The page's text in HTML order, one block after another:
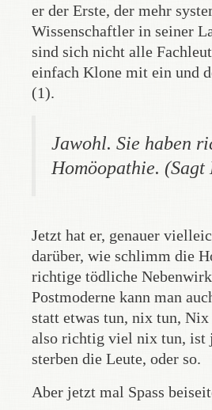
er der Erste, der mehr
Wissenschaftler in seiner
sind sich nicht alle
einfach Klone mit ein und
(1).
Jawohl. Sie haben
Homöopathie. (Sagt
Jetzt hat er, genauer
darüber, wie schlimm die
richtige tödliche
Postmoderne kann man
statt etwas tun, nix tun,
also richtig viel nix tun, ist
sterben die Leute, oder so.
Aber jetzt mal Spass